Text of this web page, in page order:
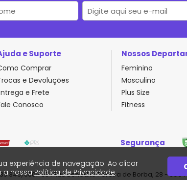
e Suporte
Comprar
e Devoluções
e Frete
Conosco
Nossos
Feminino
Masculino
Plus Size
Fitness
Segurança
0001-65 | Rua Benedito Pereira de Borba, 28 - São
experiência de navegação. Ao clicar
a nossaPolítica de Privacidade.